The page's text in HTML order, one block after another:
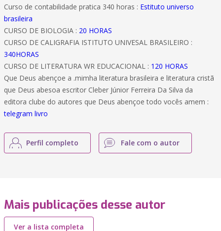
Curso de contabilidade pratica 340 horas : Estituto universo
brasileira
CURSO DE BIOLOGIA : 20 HORAS
CURSO DE CALIGRAFIA ISTITUTO UNIVESAL BRASILEIRO :
340HORAS
CURSO DE LITERATURA WR EDUCACIONAL : 120 HORAS
Que Deus abençoe a .mimha literatura brasileira e literatura cristã
que Deus abesoa escritor Cleber Júnior Ferreira Da Silva da
editora clube do autores que Deus abençoe todo vocês amem :
telegram livro
Perfil completo Fale com o autor
Mais publicações desse autor
Ver a lista completa